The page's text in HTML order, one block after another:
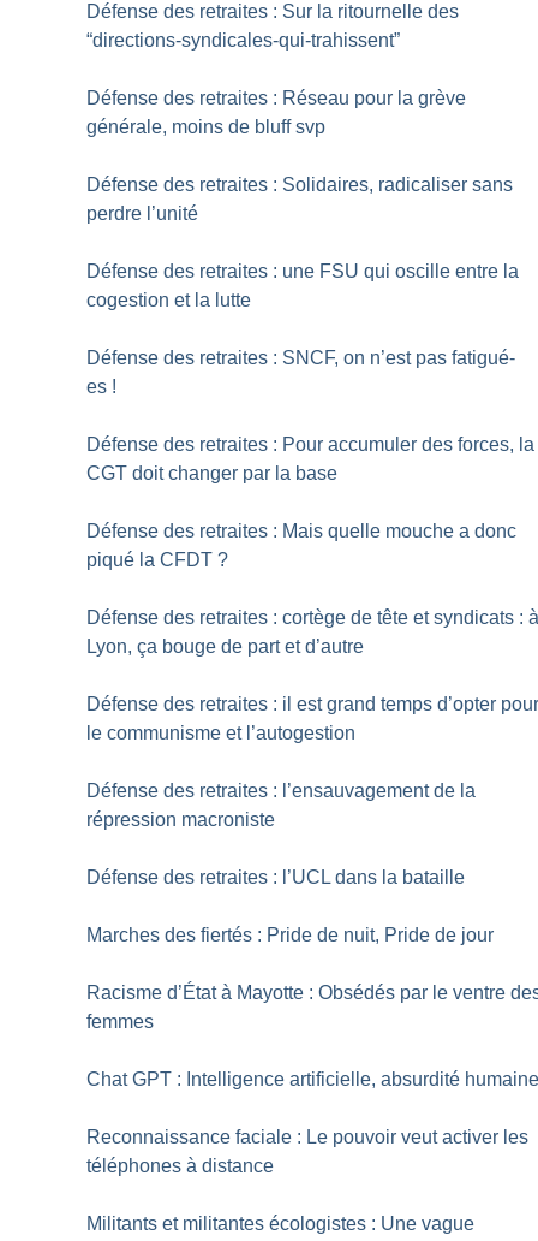
Défense des retraites : Sur la ritournelle des
“directions-syndicales-qui-trahissent”
Défense des retraites : Réseau pour la grève
générale, moins de bluff svp
Défense des retraites : Solidaires, radicaliser sans
perdre l’unité
Défense des retraites : une FSU qui oscille entre la
cogestion et la lutte
Défense des retraites : SNCF, on n’est pas fatigué-
es !
Défense des retraites : Pour accumuler des forces, la
CGT doit changer par la base
Défense des retraites : Mais quelle mouche a donc
piqué la CFDT ?
Défense des retraites : cortège de tête et syndicats :
Lyon, ça bouge de part et d’autre
Défense des retraites : il est grand temps d’opter
le communisme et l’autogestion
Défense des retraites : l’ensauvagement de la
répression macroniste
Défense des retraites : l’UCL dans la bataille
Marches des fiertés : Pride de nuit, Pride de jour
Racisme d’État à Mayotte : Obsédés par le ventre
femmes
Chat GPT : Intelligence artificielle, absurdité
Reconnaissance faciale : Le pouvoir veut activer les
téléphones à distance
Militants et militantes écologistes : Une vague